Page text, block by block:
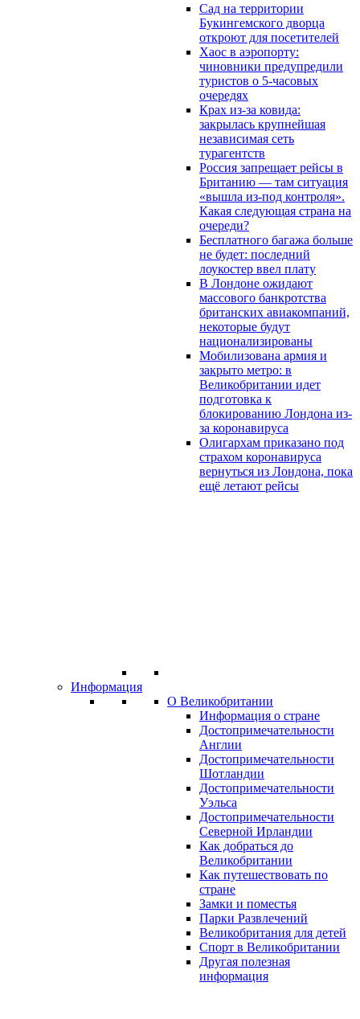
Сад на территории
Букингемского дворца
откроют для посетителей
Хаос в аэропорту:
чиновники предупредили
туристов о 5-часовых
очередях
Крах из-за ковида:
закрылась крупнейшая
независимая сеть
турагентств
Россия запрещает рейсы в
Британию — там ситуация
«вышла из-под контроля».
Какая следующая страна на
очереди?
Бесплатного багажа больше
не будет: последний
лоукостер ввел плату
В Лондоне ожидают
массового банкротства
британских авиакомпаний,
некоторые будут
национализированы
Мобилизована армия и
закрыто метро: в
Великобритании идет
подготовка к
блокированию Лондона из-
за коронавируса
Олигархам приказано под
страхом коронавируса
вернуться из Лондона, пока
ещё летают рейсы
Информация
О Великобритании
Информация о стране
Достопримечательности
Англии
Достопримечательности
Шотландии
Достопримечательности
Уэльса
Достопримечательности
Северной Ирландии
Как добраться до
Великобритании
Как путешествовать по
стране
Замки и поместья
Парки Развлечений
Великобритания для детей
Спорт в Великобритании
Другая полезная
информация